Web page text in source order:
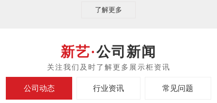
了解更多
公司新闻
公司动态 行业资讯 常见问题